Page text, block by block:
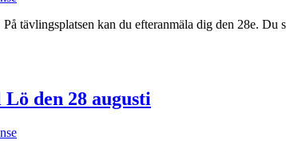
tävlingsplatsen kan du efteranmäla dig den 28e.
den 28 augusti